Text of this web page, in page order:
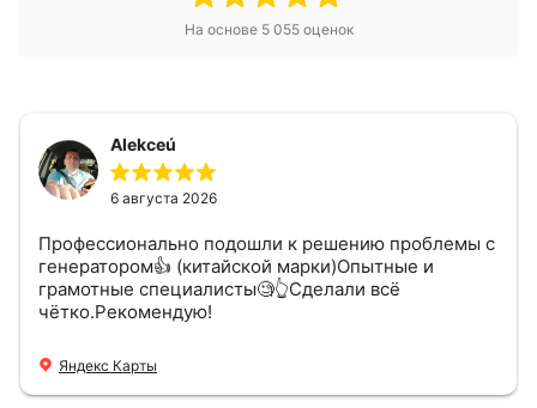
На основе 5 055оценок
Alekceú
6 августа 2026
Профессионально подошли к решению проблемы с
генератором👍 (китайской марки)Опытные и
грамотные специалисты🧐👆Сделали всё
чётко.Рекомендую!
Яндекс Карты